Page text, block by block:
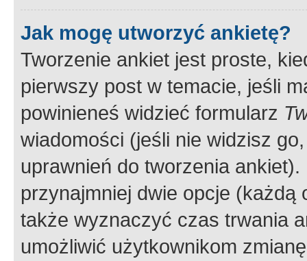
Jak mogę utworzyć ankietę?
Tworzenie ankiet jest proste,
pierwszy post w temacie, jeśli
powinieneś widzieć formularz
wiadomości (jeśli nie widzisz
uprawnień do tworzenia
przynajmniej dwie opcje
także wyznaczyć czas trwania
umożliwić użytkownikom